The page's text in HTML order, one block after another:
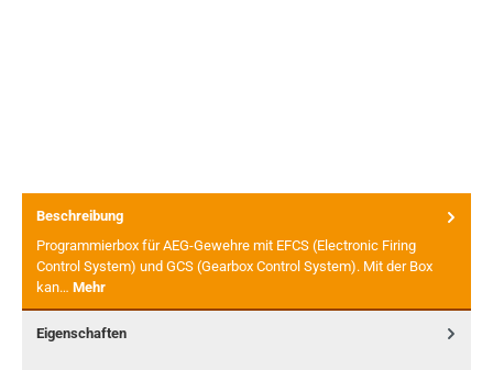
Beschreibung
Programmierbox für AEG-Gewehre mit EFCS (Electronic Firing
Control System) und GCS (Gearbox Control System). Mit der Box
kan… Mehr
Eigenschaften